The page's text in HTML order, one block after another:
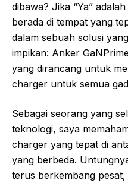
dibawa? Jika “Ya”
berada di tempat yang
dalam sebuah solusi
impikan: Anker
yang dirancang untuk
charger untuk semua
Sebagai seorang yang
teknologi, saya
charger yang tepat di
yang berbeda.
terus berkembang